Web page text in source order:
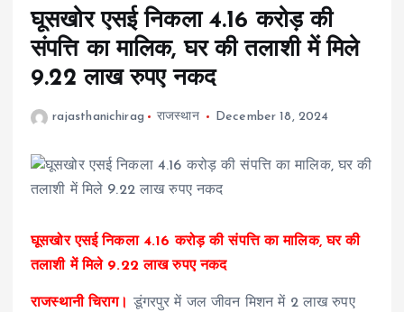
घूसखोर एसई निकला 4.16 करोड़ की
संपत्ति का मालिक, घर की तलाशी में मिले
9.22 लाख रुपए नकद
rajasthanichirag राजस्थान December 18, 2024
घूसखोर एसई निकला 4.16 करोड़ की संपत्ति का मालिक, घर की
तलाशी में मिले 9.22 लाख रुपए नकद
राजस्थानी चिराग।
डूंगरपुर में जल जीवन मिशन में 2 लाख रुपए